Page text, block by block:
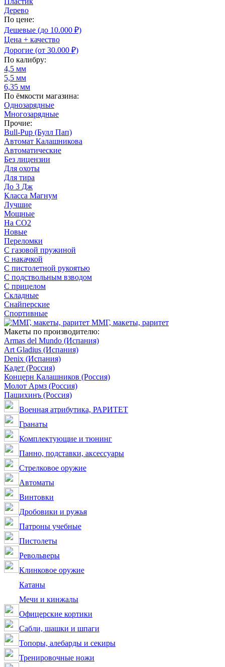
Дерево
По цене:
Дешевые (до 10.000 ₽)
Цена + качество
Дорогие (от 30.000 ₽)
По калибру:
4,5 мм
5,5 мм
6,35 мм
По ёмкости магазина:
Однозарядные
Многозарядные
Прочие:
Bull-Pup (Булл Пап)
Автомат Калашникова
Автоматические
Без лицензии
Для охоты
Для тира
До 3 Дж
Класса Магнум
Лучшие
Мощные
На CO2
Новые
Переломки
С газовой пружиной
С накачкой
С пистолетной рукоятью
С подствольным взводом
С прицелом
Складные
Снайперские
Спортивные
ММГ, макеты, раритет
Макеты по производителю:
Armas del Mundo (Испания)
Art Gladius (Испания)
Denix (Испания)
Кадет (Россия)
Концерн Калашников (Россия)
Молот Армз (Россия)
Пашихинъ (Россия)
Военная атрибутика, РАРИТЕТ
Гранаты
Комплектующие и тюнинг
Панно, подставки, аксессуары
Стрелковое оружие
Автоматы
Винтовки
Дробовики и ружья
Патроны учебные
Пистолеты
Револьверы
Клинковое оружие
Катаны
Мечи и кинжалы
Офицерские кортики
Сабли, шашки и шпаги
Топоры, алебарды и секиры
Тренировочные ножи